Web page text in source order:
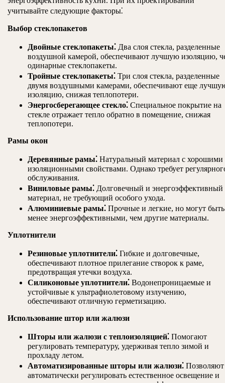
учитывайте следующие факторы⁚
Выбор стеклопакетов
Двойные стеклопакеты⁚ Два слоя стекла, разделенные
воздушной камерой, обеспечивают лучшую изоляцию,
одинарные стеклопакеты.
Тройные стеклопакеты⁚ Три слоя стекла, разделенные
двумя воздушными камерами, обеспечивают еще
изоляцию, снижая теплопотери.
Энергосберегающее стекло⁚ Специальное покрытие на
стекле отражает тепло обратно в помещение, снижая
теплопотери.
Рамы окон
Деревянные рамы⁚ Натуральный материал с хорошими
изоляционными свойствами. Однако требует
обслуживания.
Виниловые рамы⁚ Долговечный и энергоэффективный
материал, не требующий особого ухода.
Алюминиевые рамы⁚ Прочные и легкие, но могут быть
менее энергоэффективными, чем другие материалы.
Уплотнители
Резиновые уплотнители⁚ Гибкие и долговечные,
обеспечивают плотное прилегание створок к раме,
предотвращая утечки воздуха.
Силиконовые уплотнители⁚ Водонепроницаемые и
устойчивые к ультрафиолетовому излучению,
обеспечивают отличную герметизацию.
Использование штор или жалюзи
Шторы или жалюзи с теплоизоляцией⁚ Помогают
регулировать температуру, удерживая тепло зимой и
прохладу летом.
Автоматизированные шторы или жалюзи⁚ Позволяют
автоматически регулировать естественное освещение и